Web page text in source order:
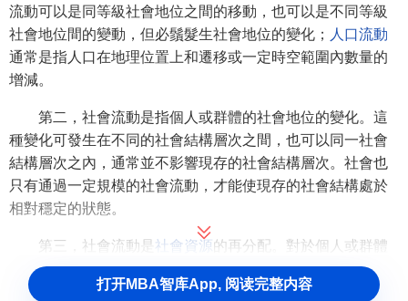
流動可以是同等級社會地位之間的移動，也可以是不同等級
社會地位間的變動，但必鬚髮生社會地位的變化； 人口流動
通常是指人口在地理位置上和遷移或一定時空範圍內數量的
增減。
第二，社會流動是指個人或群體的社會地位的變化。這
種變化可發生在不同的社會結構層次之間，也可以同一社會
結構層次之內，通常並不影響現存的社會結構層次。社會也
只有通過一定規模的社會流動，才能使現存的社會結構處於
相對穩定的狀態。
第三，社會流動是 社會資源的再分配。對於個人或群體
來說，社會流動是社會地位的變化；而對於社會來講，社會
流動則是個人或群體爭取社會資源再分配的方式。社會根據
打开MBA智库App, 阅读完整内容